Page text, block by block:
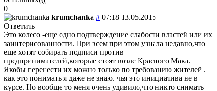
0
krumchanka # 07:18 13.05.2015
Ответить
Это колесо -еще одно подтверждение слабости властей или их
заинтерисованности. При всем при этом узнала недавно,что
еще хотят собирать подписи против
предпринимателей,которые стоят возле Красного Мака.
Якобы перенести их можно только по требованию жителей .
как это понимать я даже не знаю. чья это инициатива не в
курсе. Но вообще то меня очень удивило,что никто снимать